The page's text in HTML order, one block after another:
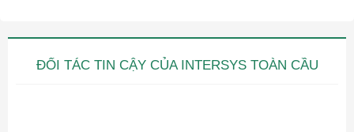
ĐỐI TÁC TIN CẬY CỦA INTERSYS TOÀN CẦU